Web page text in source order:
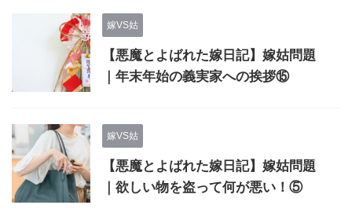
嫁VS姑
【悪魔とよばれた嫁日記】嫁姑問題
｜年末年始の義実家への挨拶⑮
嫁VS姑
【悪魔とよばれた嫁日記】嫁姑問題
｜欲しい物を盗って何が悪い！⑤